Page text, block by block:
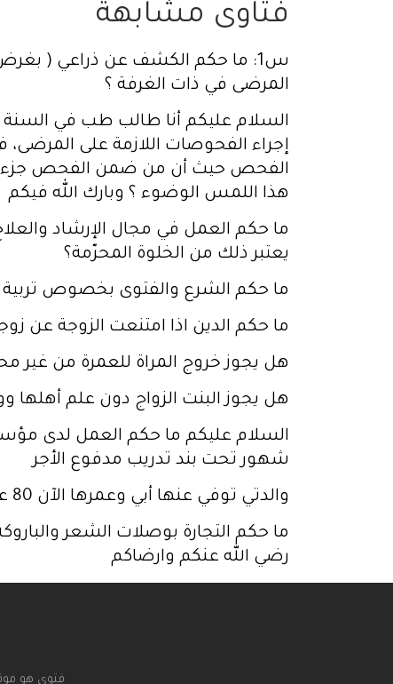
فتاوى مشابهة
س1: ما حكم الكشف عن ذراعي (
المرضى في ذات الغرفة ؟
السلام عليكم أنا طالب طب في
إجراء الفحوصات اللازمة على
الفحص حيث أن من ضمن الفحص جزء
هذا اللمس الوضوء ؟ وبارك الله فيكم
ما حكم العمل في مجال الإرشاد
يعتبر ذلك من الخلوة المحرّمة؟
ما حكم الشرع والفتوى بخصوص تربية
ما حكم الدين اذا امتنعت الزوجة عن
هل يجوز خروج المراة للعمرة من غير
هل يجوز البنت الزواج دون علم أهلها
شهور تحت بند تدريب مدفوع الأجر
والدتي توفي عنها أبي وعمرها الآن 80 عاما هل عليها عدة
ما حكم التجارة بوصلات الشعر
رضي الله عنكم وارضاكم
فتوى هو